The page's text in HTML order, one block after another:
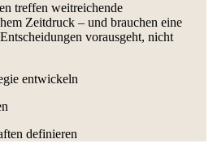
treffen weitreichende
Zeitdruck – und brauchen eine
vorausgeht, nicht
entwickeln
definieren